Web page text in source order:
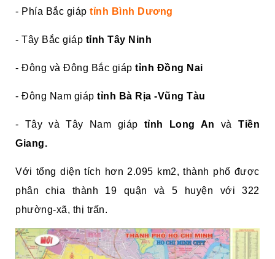
- Phía Bắc giáp tỉnh Bình Dương
- Tây Bắc giáp tỉnh Tây Ninh
- Đông và Đông Bắc giáp tỉnh Đồng Nai
- Đông Nam giáp tỉnh Bà Rịa -Vũng Tàu
- Tây và Tây Nam giáp tỉnh Long An vàTiền
Giang.
Với tổng diện tích hơn 2.095 km2, thành phố được
phân chia thành 19 quận và 5 huyện với 322
phường-xã, thị trấn.